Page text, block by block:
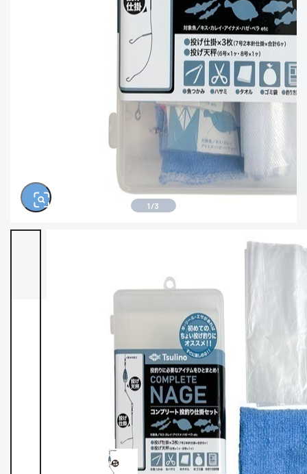
きるもの、改造品も含む
※ルアー、エギ、雑品、その他につきましては
ランク表記はございません。 状態は写真にて
ご確認ください。
1 /3